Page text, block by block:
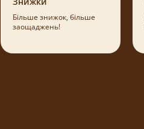
Більше знижок, більше
заощаджень!